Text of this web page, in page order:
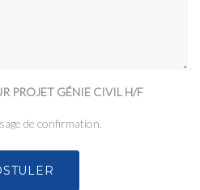
PROJET GÉNIE CIVIL H/F
de confirmation.